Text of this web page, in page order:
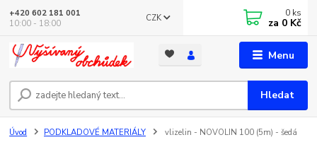
Menu
CZK
Hledat
+420 602 181 001
10:00 - 18:00
0 ks
za 0 Kč
Úvod PODKLADOVÉ MATERIÁLY vlizelin - NOVOLIN 100 (5m) - šedá